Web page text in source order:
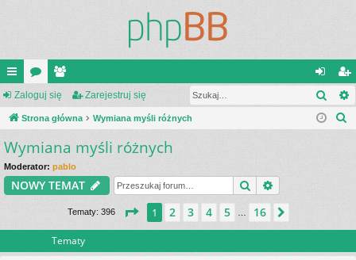
ię
ce
…
or
a
ży
tk
o
w
ni
al
og
ar
ej
Zaloguj się Zarejestruj się
Strona główna Wymiana myśli różnych
Wymiana myśli różnych
Moderator: pablo
NOWY TEMAT Szukaj
Tematy: 396 Strona z 16
1 2 3 4 5 16
Tematy